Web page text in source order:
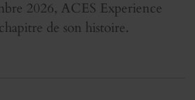
2026, ACES Experience
de son histoire.